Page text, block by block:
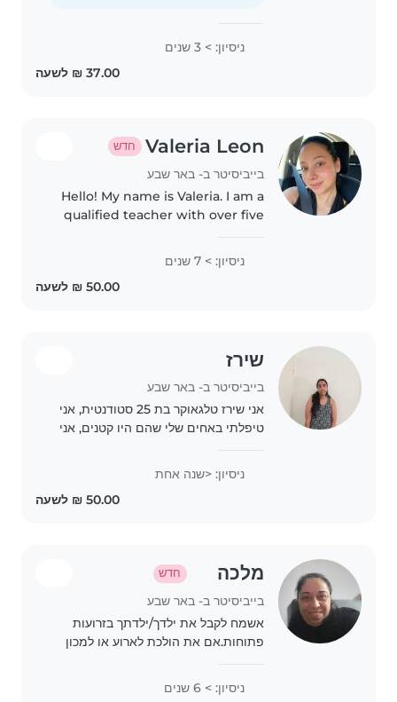
ניסיון: > 3 שנים
Valeria Leon חדש
בייביסיטר ב- באר שבע
Hello! My name is Valeria. I am a
qualified teacher with over five
am fluent in both Spanish and
English, and one of the..
ניסיון: > 7 שנים
שירז
בייביסיטר ב- באר שבע
אני שירז טלגאוקר בת 25 סטודנטית, אני
טיפלתי באחים שלי שהם היו קטנים, אני
לבשל מעולה ועוד שפות זה כבר בןנוס.
ניסיון: <שנה אחת
מלכה חדש
בייביסיטר ב- באר שבע
אשמח לקבל את ילדך/ילדתך בזרועות
פתוחות.אם את הולכת לארוע או למכון
ניסיון: > 6 שנים